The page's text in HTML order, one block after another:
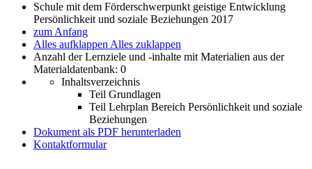
Schule mit dem Förderschwerpunkt geistige Entwicklung
Persönlichkeit und soziale Beziehungen 2017
zum Anfang
Alles aufklappen Alles zuklappen
Anzahl der Lernziele und -inhalte mit Materialien aus der
Materialdatenbank: 0
Inhaltsverzeichnis
Teil Grundlagen
Teil Lehrplan Bereich Persönlichkeit und soziale
Beziehungen
Dokument als PDF herunterladen
Kontaktformular